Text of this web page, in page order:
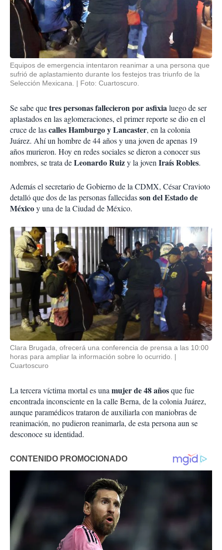
Equipos de emergencia intentaron reanimar a una persona que
sufrió de aplastamiento durante los festejos tras triunfo de la
Selección Mexicana.
Foto: Cuartoscuro.
Se sabe quetres personas fallecieron por asfixialuego de ser
aplastados en las aglomeraciones, el primer reporte se dio en el
cruce de lascalles Hamburgo y Lancaster, en la colonia
Juárez. Ahí un hombre de 44 años y una joven de apenas 19
años murieron. Hoy en redes sociales se dieron a conocer sus
nombres, se trata deLeonardo Ruizy la jovenIraís Robles.
Además el secretario de Gobierno de la CDMX, César Cravioto
detalló que dos de las personas fallecidasson del Estado de
Méxicoy una de la Ciudad de México.
Clara Brugada, ofrecerá una conferencia de prensa a las 10:00
horas para ampliar la información sobre lo ocurrido.
Cuartoscuro
La tercera víctima mortal es unamujer de 48 añosque fue
encontrada inconsciente en la calle Berna, de la colonia Juárez,
aunque paramédicos trataron de auxiliarla con maniobras de
reanimación, no pudieron reanimarla, de esta persona aun se
desconoce su identidad.